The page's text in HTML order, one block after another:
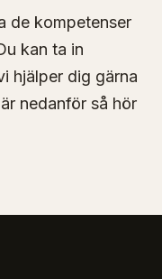
de kompetenser
kan ta in
hjälper dig gärna
nedanför så hör